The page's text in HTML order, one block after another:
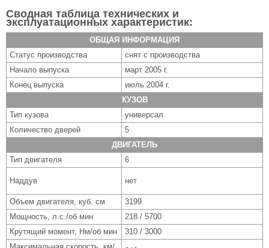
Сводная таблица технических и
эксплуатационных характеристик:
ОБЩАЯ ИНФОРМАЦИЯ
Статус производства
снят с производства
Начало выпуска
март 2005 г.
Конец выпуска
июль 2004 г.
КУЗОВ
Тип кузова
универсал
Количество дверей
5
ДВИГАТЕЛЬ
Тип двигателя
6
Наддув нет
Объем двигателя, куб. см
3199
Мощность, л.с./об мин
218 / 5700
Крутящий момент, Нм/об мин
310 / 3000